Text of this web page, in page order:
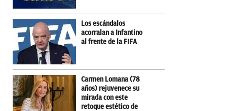
Los escándalos
acorralan a Infantino
al frente de la FIFA
Carmen Lomana (78
años) rejuvenece su
mirada con este
retoque estético de